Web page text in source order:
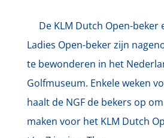
De KLM Dutch Open-beker
Ladies Open-beker zijn
te bewonderen in het
Golfmuseum. Enkele weken
haalt de NGF de bekers op
maken voor het KLM Dutch